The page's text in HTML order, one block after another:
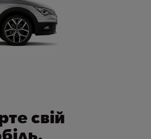
свій